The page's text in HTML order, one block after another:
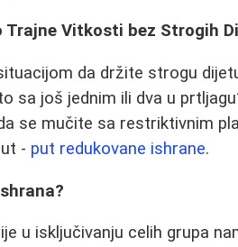
Trajne Vitkosti bez Strogih
da držite strogu
sa još jednim ili dva u
se mučite sa restriktivnim
- put redukovane ishrane.
u isključivanju celih grupa